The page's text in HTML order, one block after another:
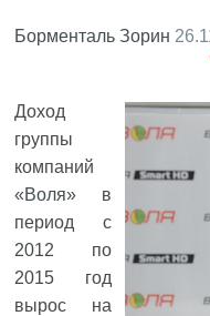
Борменталь Зорин
Доход
группы
компаний
«Воля» в
период с
2012 по
2015 год
вырос на